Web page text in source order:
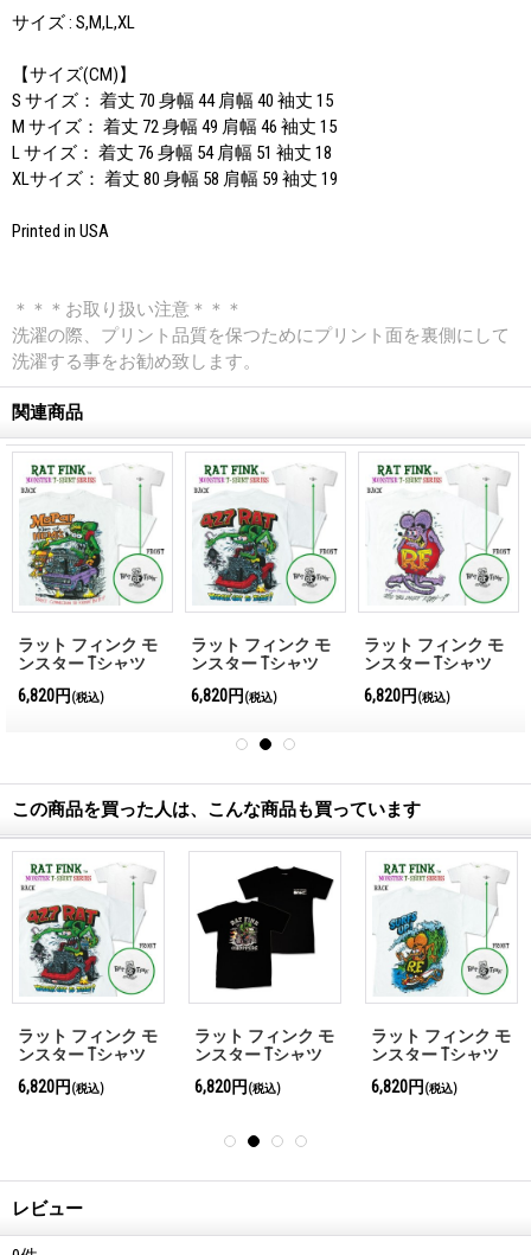
サイズ : S,M,L,XL
【サイズ(CM)】
S サイズ： 着丈 70 身幅 44 肩幅 40 袖丈 15
M サイズ： 着丈 72 身幅 49 肩幅 46 袖丈 15
L サイズ： 着丈 76 身幅 54 肩幅 51 袖丈 18
XLサイズ： 着丈 80 身幅 58 肩幅 59 袖丈 19
Printed in USA
＊＊＊お取り扱い注意＊＊＊
洗濯の際、プリント品質を保つためにプリント面を裏側にして
洗濯する事をお勧め致します。
関連商品
ラット フィンク モ
ンスター Tシャツ
6,820円 (税込)
ラット フィンク モ
ンスター Tシャツ
6,820円 (税込)
ラット フィンク モ
ンスター Tシャツ
6,820円 (税込)
この商品を買った人は、こんな商品も買っています
ラット フィンク モ
ンスター Tシャツ
6,820円 (税込)
ラット フィンク モ
ンスター Tシャツ
ブラック
6,820円 (税込)
ラット フィンク モ
ンスター Tシャツ
6,820円 (税込)
レビュー